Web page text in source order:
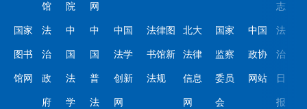
馆 院 网 志
国家
图书
馆网
法
治
政
府
中
国
法
学
中
国
普
法
中国
法学
创新
网
法律图
书馆新
法规
北大
法律
信息
网
国家
监察
委员
会
中国
政协
网站
法
治
日
报